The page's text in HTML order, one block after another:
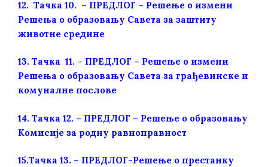
12. Тачка 10. – ПРЕДЛОГ – Решење о измени
Решења о образовању Савета за заштиту
животне средине
13. Тачка 11. – ПРЕДЛОГ – Решење о измени
Решења о образовању Савета за грађевинске и
комуналне послове
14. Тачка 12. – ПРЕДЛОГ – Решење о образовању
Комисије за родну равноправност
15.Тачка 13. – ПРЕДЛОГ-Решење о престанку